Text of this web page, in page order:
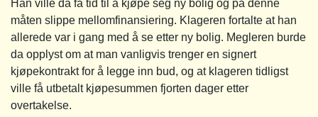
Han ville da få tid til å kjøpe seg ny bolig og på denne
måten slippe mellomfinansiering. Klageren fortalte at han
allerede var i gang med å se etter ny bolig. Megleren burde
da opplyst om at man vanligvis trenger en signert
kjøpekontrakt for å legge inn bud, og at klageren tidligst
ville få utbetalt kjøpesummen fjorten dager etter
overtakelse.